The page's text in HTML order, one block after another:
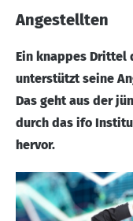
Angestellten
Ein knappes Drittel
unterstützt seine
Das geht aus der
durch das ifo
hervor.